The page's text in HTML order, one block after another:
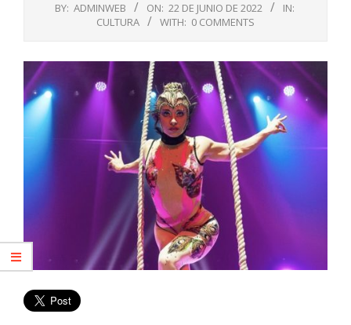
BY: ADMINWEB ON: 22 DE JUNIO DE 2022
IN:
CULTURA
WITH: 0 COMMENTS